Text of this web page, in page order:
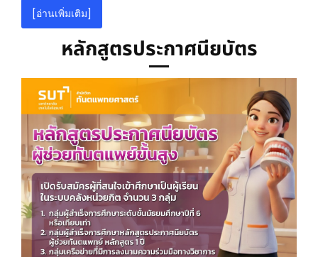
[อ่านเพิ่มเติม]
หลักสูตรประกาศนียบัตร